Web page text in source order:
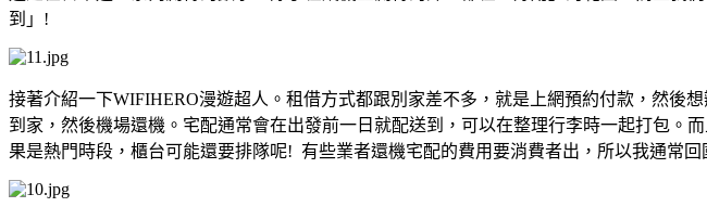
到」!
接著介紹一下WIFIHERO漫遊超人。租借方式都跟別家差不多，就是上網預約付款，然後
到家，然後機場還機。宅配通常會在出發前一日就配送到，可以在整理行李時一起打包。
果是熱門時段，櫃台可能還要排隊呢! 有些業者還機宅配的費用要消費者出，所以我通常